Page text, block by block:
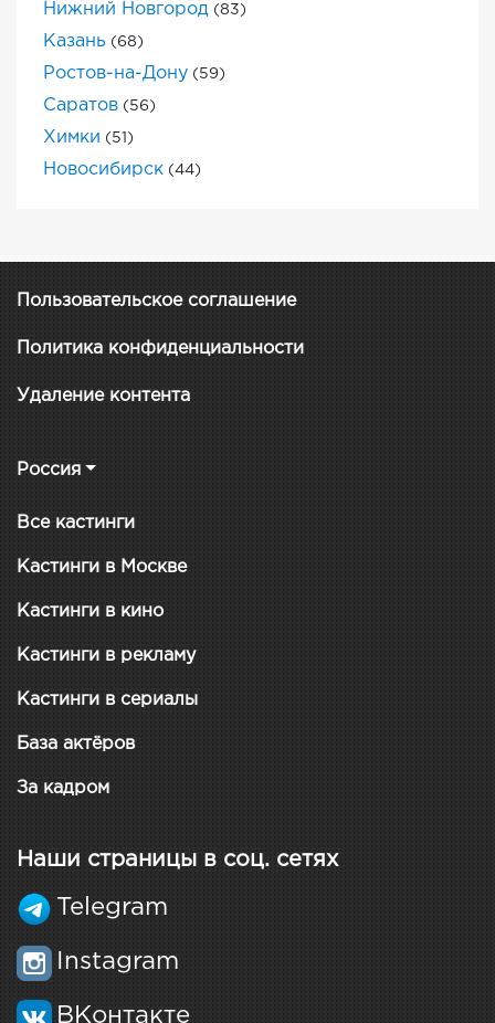
Нижний Новгород (83)
Казань (68)
Ростов-на-Дону (59)
Саратов (56)
Химки (51)
Новосибирск (44)
Пользовательское соглашение
Политика конфиденциальности
Удаление контента
Россия
Все кастинги
Кастинги в Москве
Кастинги в кино
Кастинги в рекламу
Кастинги в сериалы
База актёров
За кадром
Наши страницы в соц. сетях
Telegram
Instagram
ВКонтакте